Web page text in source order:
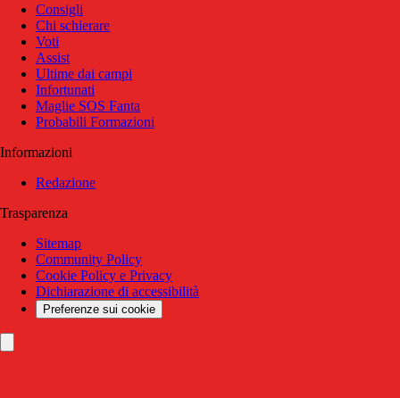
Consigli
Chi schierare
Voti
Assist
Ultime dai campi
Infortunati
Maglie SOS Fanta
Probabili Formazioni
Informazioni
Redazione
Trasparenza
Sitemap
Community Policy
Cookie Policy e Privacy
Dichiarazione di accessibilità
Preferenze sui cookie